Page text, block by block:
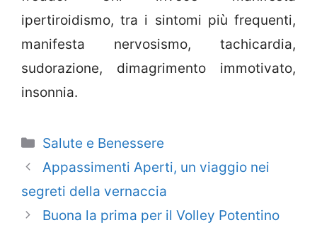
ipertiroidismo, tra i sintomi più frequenti,
manifesta nervosismo, tachicardia,
sudorazione, dimagrimento immotivato,
insonnia.
Categorie
Salute e Benessere
Appassimenti Aperti, un viaggio nei
segreti della vernaccia
Buona la prima per il Volley Potentino